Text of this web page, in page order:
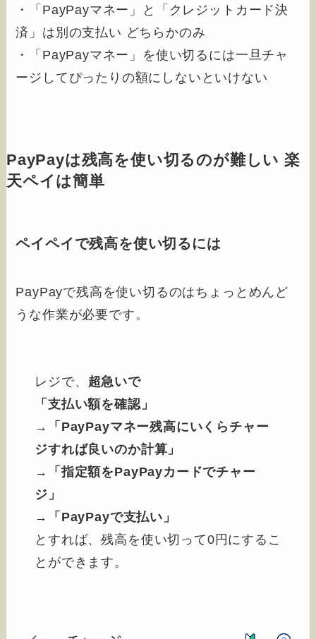
・「PayPayマネー」と「クレジットカード決
済」は別の支払い どちらかのみ
・「PayPayマネー」を使い切るには一旦チャ
ージしてぴったりの額にしないといけない
PayPayは残高を使い切るのが難しい 楽
天ペイは簡単
ペイペイで残高を使い切るには
PayPayで残高を使い切るのはちょっとめんど
うな作業が必要です。
レジで、 超急いで
「支払い額を確認」
→「PayPayマネー残高にいくらチャー
ジすれば良いのか計算」
→「指定額をPayPayカードでチャー
ジ」
→「PayPayで支払い」
とすれば、残高を使い切って0円にするこ
とができます。